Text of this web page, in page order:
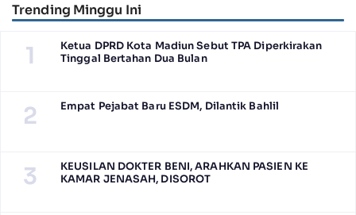
Trending Minggu Ini
1
Ketua DPRD Kota Madiun Sebut TPA Diperkirakan
Tinggal Bertahan Dua Bulan
2 Empat Pejabat Baru ESDM, Dilantik Bahlil
3
KEUSILAN DOKTER BENI, ARAHKAN PASIEN KE
KAMAR JENASAH, DISOROT